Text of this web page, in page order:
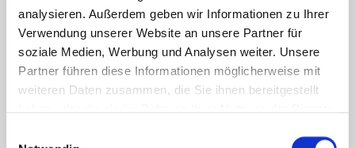
analysieren. Außerdem geben wir Informationen zu Ihrer
Verwendung unserer Website an unsere Partner für
soziale Medien, Werbung und Analysen weiter. Unsere
Partner führen diese Informationen möglicherweise mit
weiteren Daten zusammen, die Sie ihnen bereitgestellt
sind.
ga
Zweck:Registriert eine eindeutige ID, mit der statistische
Daten darüber generiert werden, wie der Besucher die
Website nutzt.